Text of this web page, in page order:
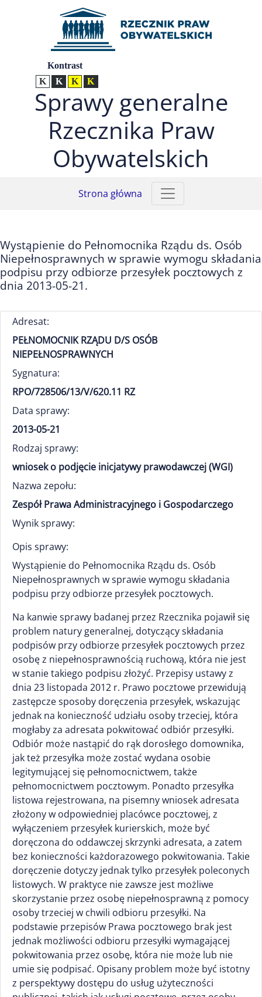
Przejdź do menu głównego (nacisnij Enter)
Przejdź do treści (nacisnij Enter)
Przejdź do mapy serwisu (nacisnij Enter)
UstawieniaKontrast
Kontrast normalny
Kontrast biały tekst na czarnym
Kontrast czarny tekst na żółtym
Sprawy generalne
Rzecznika Praw
Obywatelskich
Strona główna
Wystąpienie do Pełnomocnika Rządu ds. Osób
Niepełnosprawnych w sprawie wymogu składania
podpisu przy odbiorze przesyłek pocztowych z
dnia 2013-05-21.
Adresat:
PEŁNOMOCNIK RZĄDU D/S OSÓB
NIEPEŁNOSPRAWNYCH
Sygnatura:
RPO/728506/13/V/620.11 RZ
Data sprawy:
2013-05-21
Rodzaj sprawy:
wniosek o podjęcie inicjatywy prawodawczej (WGI)
Nazwa zepołu:
Zespół Prawa Administracyjnego i Gospodarczego
Wynik sprawy:
Opis sprawy:
Wystąpienie do Pełnomocnika Rządu ds. Osób
Niepełnosprawnych w sprawie wymogu składania
podpisu przy odbiorze przesyłek pocztowych.
Na kanwie sprawy badanej przez Rzecznika pojawił się
problem natury generalnej, dotyczący składania
podpisów przy odbiorze przesyłek pocztowych przez
osobę z niepełnosprawnością ruchową, która nie jest
w stanie takiego podpisu złożyć. Przepisy ustawy z
dnia 23 listopada 2012 r. Prawo pocztowe przewidują
zastępcze sposoby doręczenia przesyłek, wskazując
jednak na konieczność udziału osoby trzeciej, która
mogłaby za adresata pokwitować odbiór przesyłki.
Odbiór może nastąpić do rąk dorosłego domownika,
jak też przesyłka może zostać wydana osobie
legitymującej się pełnomocnictwem, także
pełnomocnictwem pocztowym. Ponadto przesyłka
listowa rejestrowana, na pisemny wniosek adresata
złożony w odpowiedniej placówce pocztowej, z
wyłączeniem przesyłek kurierskich, może być
doręczona do oddawczej skrzynki adresata, a zatem
bez konieczności każdorazowego pokwitowania. Takie
doręczenie dotyczy jednak tylko przesyłek poleconych
listowych. W praktyce nie zawsze jest możliwe
skorzystanie przez osobę niepełnosprawną z pomocy
osoby trzeciej w chwili odbioru przesyłki. Na
podstawie przepisów Prawa pocztowego brak jest
jednak możliwości odbioru przesyłki wymagającej
pokwitowania przez osobę, która nie może lub nie
umie się podpisać. Opisany problem może być istotny
z perspektywy dostępu do usług użyteczności